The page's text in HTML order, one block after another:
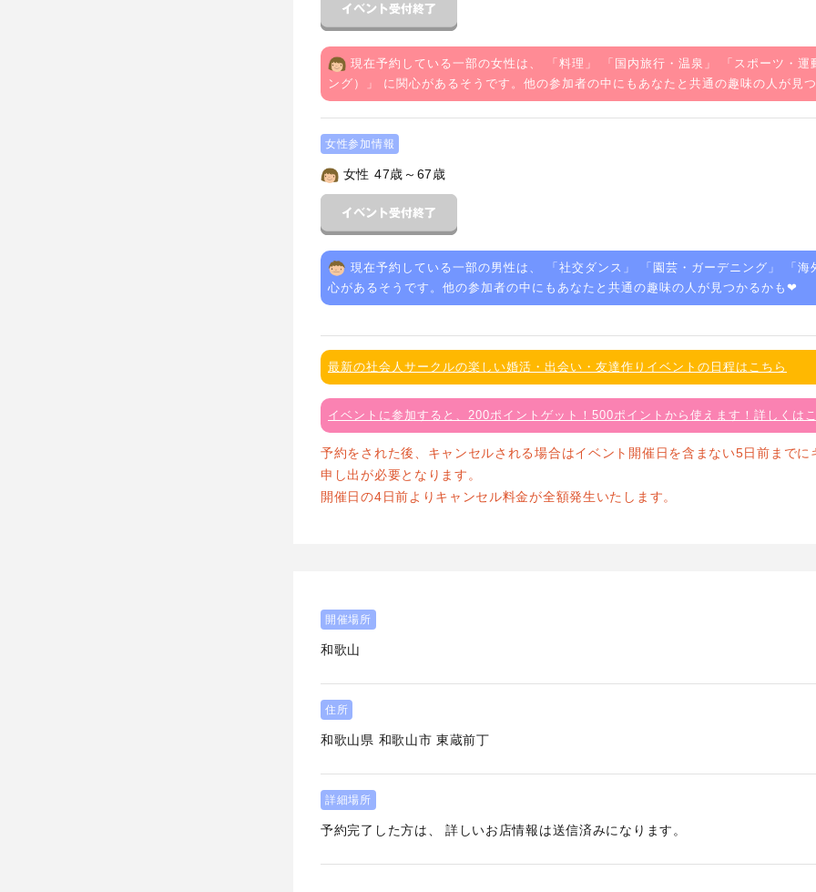
現在予約している一部の女性は、 「 料理 」 「 国内旅行・温泉 」 「 スポーツ・運
ング）
」 に関心があるそうです。他の参加者の中にもあなたと共通の趣味の人が見
女性参加情報
女性 47歳～67歳
現在予約している一部の男性は、 「 社交ダンス 」 「 園芸・ガーデニング 」 「 海
心があるそうです。他の参加者の中にもあなたと共通の趣味の人が見つかるかも❤
最新の社会人サークルの楽しい婚活・出会い・友達作りイベントの日程はこちら
イベントに参加すると、200ポイントゲット！500ポイントから使えます！詳しくは
予約をされた後、キャンセルされる場合はイベント開催日を含まない5日前までに
申し出が必要となります。
開催日の4日前よりキャンセル料金が全額発生いたします。
開催場所
和歌山
住所
和歌山県 和歌山市 東蔵前丁
詳細場所
予約完了した方は、 詳しいお店情報は送信済みになります。